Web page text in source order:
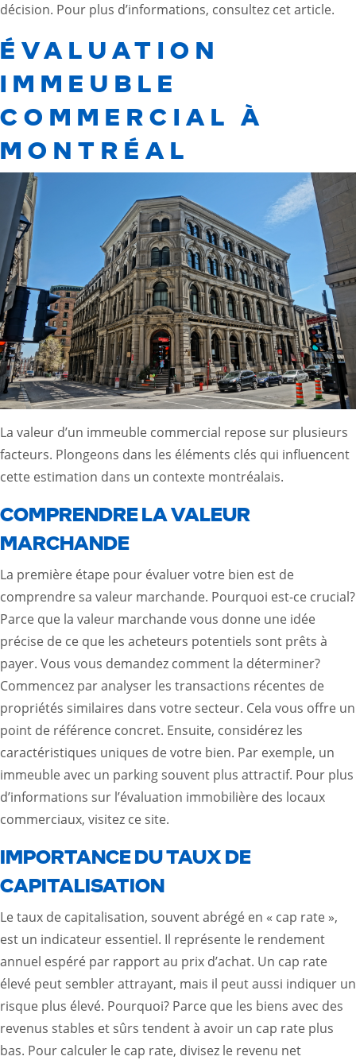
décision. Pour plus d’informations, consultez cetarticle.
ÉVALUATION
IMMEUBLE
COMMERCIAL À
MONTRÉAL
La valeur d’un immeuble commercial repose sur plusieurs
facteurs. Plongeons dans les éléments clés qui influencent
cette estimation dans un contexte montréalais.
COMPRENDRE LA VALEUR
MARCHANDE
La première étape pour évaluer votre bien est de
comprendre sa valeur marchande. Pourquoi est-ce crucial?
Parce que la valeur marchande vous donne une idée
précise de ce que les acheteurs potentiels sont prêts à
payer. Vous vous demandez comment la déterminer?
Commencez par analyser les transactions récentes de
propriétés similaires dans votre secteur. Cela vous offre un
point de référence concret. Ensuite, considérez les
caractéristiques uniques de votre bien. Par exemple, un
immeuble avec un parking souvent plus attractif. Pour plus
d’informations sur l’évaluation immobilière des locaux
commerciaux, visitez ce site.
IMPORTANCE DU TAUX DE
CAPITALISATION
Le taux de capitalisation, souvent abrégé en « cap rate »,
est un indicateur essentiel. Il représente le rendement
annuel espéré par rapport au prix d’achat. Un cap rate
élevé peut sembler attrayant, mais il peut aussi indiquer un
risque plus élevé. Pourquoi? Parce que les biens avec des
revenus stables et sûrs tendent à avoir un cap rate plus
bas. Pour calculer le cap rate, divisez le revenu net